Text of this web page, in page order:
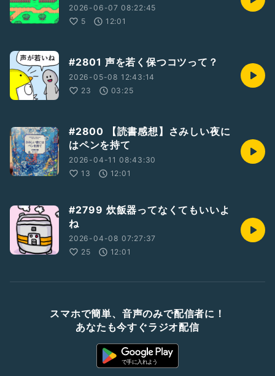
2026-06-07 08:22:45
5
12:01
#2801 声を若く保つコツって？
2026-05-08 12:43:14
23
03:25
#2800 【読書感想】さみしい夜に
はペンを持て
2026-04-11 08:43:30
13
12:01
#2799 炊飯器ってなくてもいいよ
ね
2026-04-08 07:27:37
25
12:01
スマホで簡単、音声のみで配信者に！
あなたも今すぐラジオ配信